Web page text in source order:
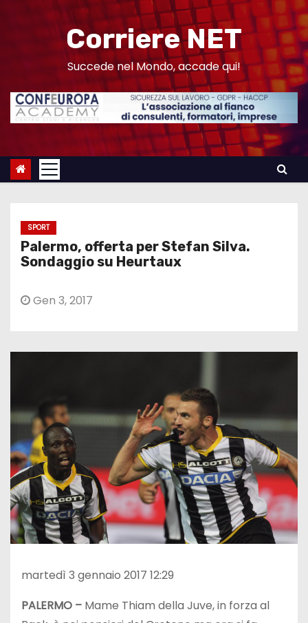
n
Corriere NET
Succede nel Mondo, accade qui!
SPORT
Palermo, offerta per Stefan Silva.
Sondaggio su Heurtaux
Gen 3, 2017
martedì 3 gennaio 2017 12:29
PALERMO – Mame Thiam della Juve, in forza al